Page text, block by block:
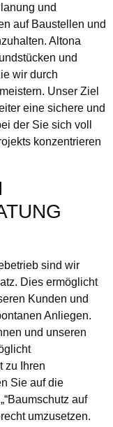
und
auf Baustellen und
Altona
und
wir durch
Unser Ziel
eine sichere und
der Sie sich voll
konzentrieren
sind wir
Dies ermöglicht
Kunden und
Anliegen.
und unseren
zu Ihren
Sie auf die
auf
umzusetzen.